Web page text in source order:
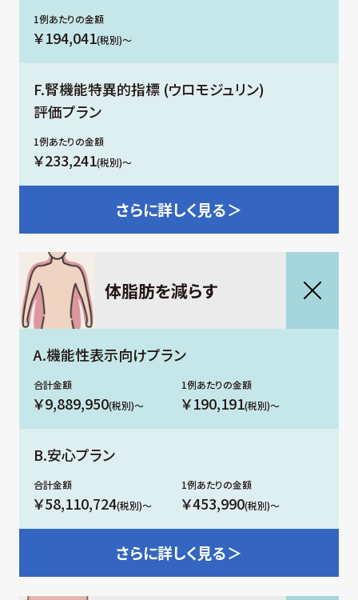
￥194,041(税別)〜
F.腎機能特異的指標 (ウロモジュリン)
評価プラン
￥233,241(税別)〜
さらに詳しく見る＞
体脂肪を減らす
A.機能性表示向けプラン
￥9,889,950(税別)～ ￥190,191(税別)～
B.安心プラン
￥58,110,724(税別)～ ￥453,990(税別)～
さらに詳しく見る＞